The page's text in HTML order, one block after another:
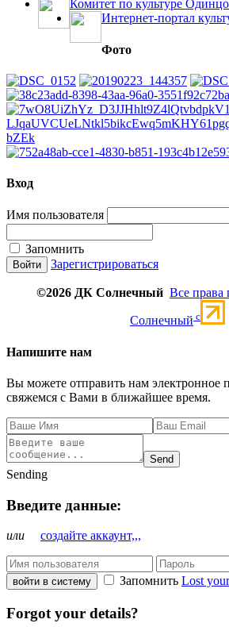
Комитет по культуре
Интернет-портал
Фото
Вход
Имя пользователя
Запомнить
Зарегистрироваться
©2026 ДК Солнечный Все
Солнечный c
Напишите нам
Вы можете отправить нам электронное
свяжемся с Вами в ближайшее время.
Send
Sending
Введите данные:
или создайте аккаунт,,,
войти в систему Запомнить Lost
Forgot your details?